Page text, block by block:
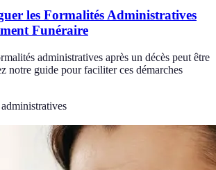
les Formalités Administratives
Funéraire
administratives après un décès peut être
notre guide pour faciliter ces démarches